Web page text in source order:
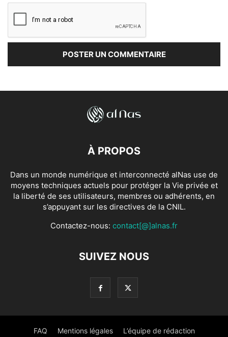
À PROPOS
Dans un monde numérique et interconnecté alNas use de
moyens techniques actuels pour protéger la Vie privée et
la liberté de ses utilisateurs, membres ou adhérents, en
s’appuyant sur les directives de la CNIL.
Contactez-nous: contact[@]alnas.fr
SUIVEZ NOUS
FAQ Mentions légales L’équipe de rédaction